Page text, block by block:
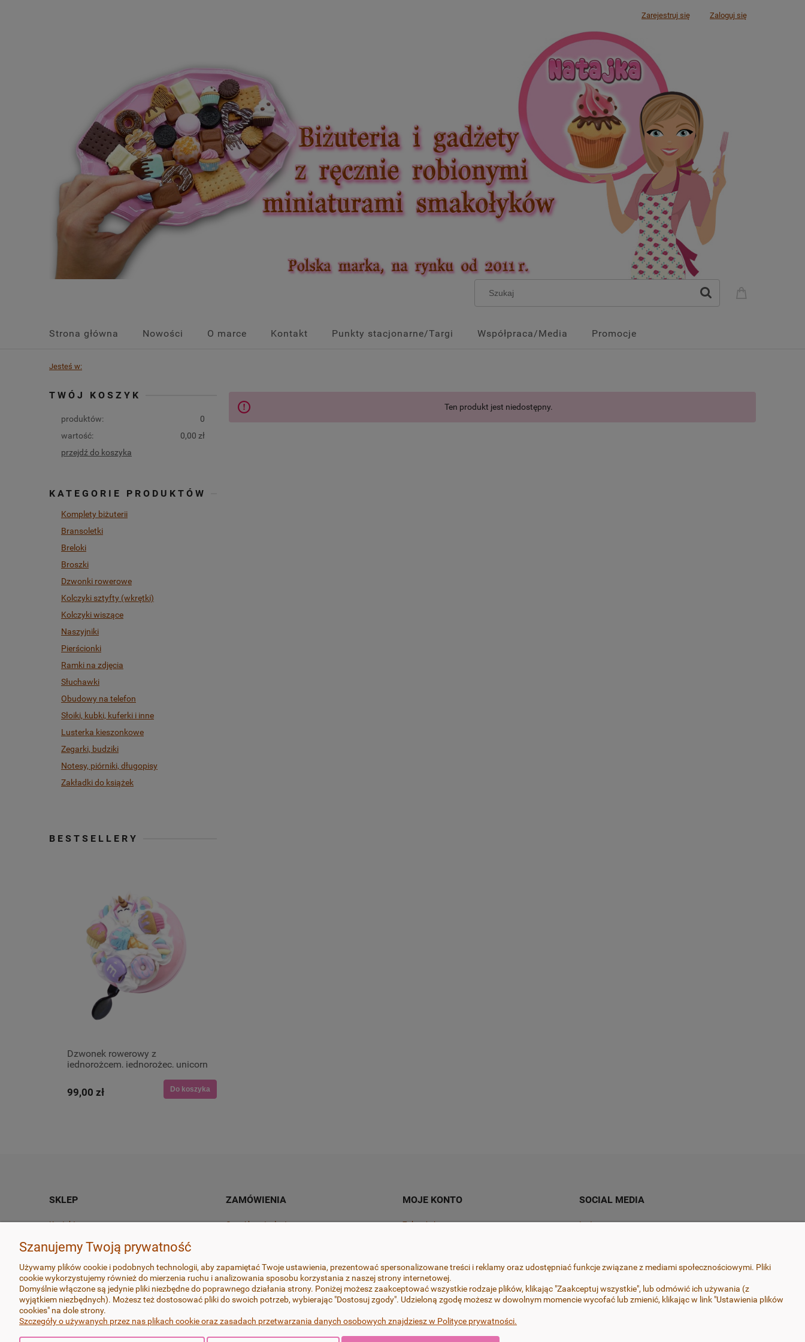
Zarejestruj się Zaloguj się
Strona główna Nowości O marce Kontakt Punkty stacjonarne/Targi Współpraca/Media Promocje
Jesteś w:
TWÓJ KOSZYK
produktów:
0
wartość:
0,00 zł
przejdź do koszyka
KATEGORIE PRODUKTÓW
Komplety biżuterii
Bransoletki
Breloki
Broszki
Dzwonki rowerowe
Kolczyki sztyfty (wkrętki)
Kolczyki wiszące
Naszyjniki
Pierścionki
Ramki na zdjęcia
Słuchawki
Obudowy na telefon
Słoiki, kubki, kuferki i inne
Lusterka kieszonkowe
Zegarki, budziki
Notesy, piórniki, długopisy
Zakładki do książek
BESTSELLERY
Dzwonek rowerowy z
jednorożcem, jednorożec, unicorn
99,00 zł Do koszyka
Ten produkt jest niedostępny.
SKLEP
Kontakt
O marce
Polityka prywatności
ZAMÓWIENIA
Czas i koszty dostawy
Odstąp od umowy tutaj
MOJE KONTO
Zaloguj się
Przechowalnia
SOCIAL MEDIA
Instagram
Wszystkie produkty wykonywane są z dbałością o najdrobniejsze szczegóły, przy zachowaniu najwyższej jakości i estetyki oraz wykończenia, zapewniającego ich trwałość. Pracuję wyłącznie
na najlepszych dostępnych na rynku masach termoutwardzalnych FIMO i Cernit, bigle i sztyfty w kolczykach wykonane są ze stali chirurgicznej-nie uczulają.
Szanujemy Twoją prywatność
Używamy plików cookie i podobnych technologii, aby zapamiętać Twoje ustawienia, prezentować spersonalizowane treści i reklamy oraz udostępniać funkcje związane z mediami społecznościowymi. Pliki
cookie wykorzystujemy również do mierzenia ruchu i analizowania sposobu korzystania z naszej strony internetowej.
Domyślnie włączone są jedynie pliki niezbędne do poprawnego działania strony. Poniżej możesz zaakceptować wszystkie rodzaje plików, klikając "Zaakceptuj wszystkie", lub odmówić ich używania (z
wyjątkiem niezbędnych). Możesz też dostosować pliki do swoich potrzeb, wybierając "Dostosuj zgody". Udzieloną zgodę możesz w dowolnym momencie wycofać lub zmienić, klikając w link "Ustawienia plików
cookies" na dole strony.
Szczegóły o używanych przez nas plikach cookie oraz zasadach przetwarzania danych osobowych znajdziesz w Polityce prywatności.